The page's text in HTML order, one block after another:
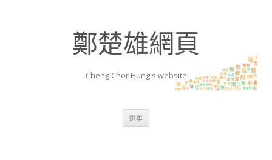
鄭楚雄網頁
Cheng Chor Hung's website
選單